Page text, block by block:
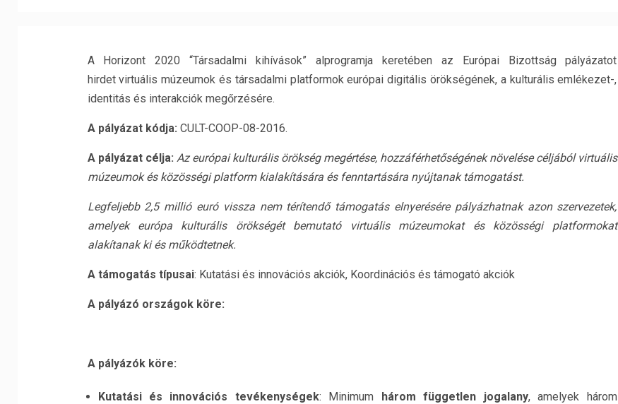
A Horizont 2020 “Társadalmi kihívások” alprogramja keretében az Európai Bizottság pályázatot
hirdet virtuális múzeumok és társadalmi platformok európai digitális örökségének, a kulturális emlékezet-,
identitás és interakciók megőrzésére.
A pályázat kódja: CULT-COOP-08-2016.
A pályázat célja: Az európai kulturális örökség megértése, hozzáférhetőségének növelése céljából virtuális
múzeumok és közösségi platform kialakítására és fenntartására nyújtanak támogatást.
Legfeljebb 2,5 millió euró vissza nem térítendő támogatás elnyerésére pályázhatnak azon szervezetek,
amelyek európa kulturális örökségét bemutató virtuális múzeumokat és közösségi platformokat
alakítanak ki és működtetnek.
A támogatás típusai: Kutatási és innovációs akciók, Koordinációs és támogató akciók
A pályázó országok köre:
A pályázók köre:
Kutatási és innovációs tevékenységek: Minimum három független jogalany, amelyek három